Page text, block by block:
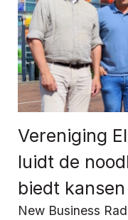
Vereniging
luidt de
biedt kansen
New Business